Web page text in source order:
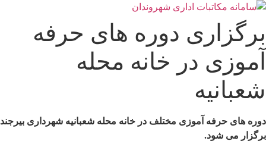
پرش
محتوا
برگزاری دوره های حرفه
آموزی در خانه محله
شعبانیه
دوره های حرفه آموزی مختلف در خانه محله شعبانیه شهرداری بیرجند
برگزار می شود.